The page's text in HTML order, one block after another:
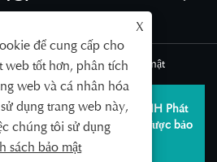
| XML | Chính sách bảo mật
Đảo SAILDAR Công ty TNHH Phát
Y tế Thanh Đảo Mọi quyền được bảo
lưu.
X
để cung cấp cho
web tốt hơn, phân tích
web và cá nhân hóa
dụng trang web này,
chúng tôi sử dụng
sách bảo mật